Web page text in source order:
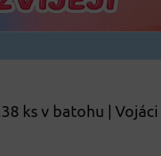
ks v batohu | Vojáci